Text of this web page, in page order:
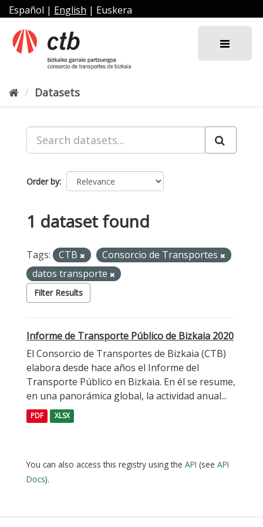
Skip
to
content
Español | English | Euskera
Datasets
Order by
1 dataset found
Tags: CTB
Consorcio de Transportes
datos transporte
Filter Results
Informe de Transporte Público de Bizkaia 2020
El Consorcio de Transportes de Bizkaia (CTB)
elabora desde hace años el Informe del
Transporte Público en Bizkaia. En él se resume,
en una panorámica global, la actividad anual...
PDF XLSX
You can also access this registry using the API (see API
Docs).